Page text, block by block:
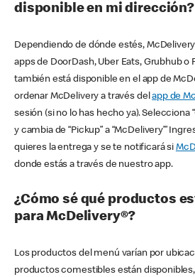
disponible en mi dirección?
Dependiendo de dónde estés,
apps de DoorDash, Uber Eats, Grubhub o
también está disponible en el app de
ordenar McDelivery a través delapp de
sesión (si no lo has hecho ya). Selecciona
y cambia de “Pickup” a “McDelivery’”
quieres la entrega y se te notificará si
donde estás a través de nuestro app.
¿Cómo sé qué productos
para McDelivery®?
Los productos del menú varían por
productos comestibles están